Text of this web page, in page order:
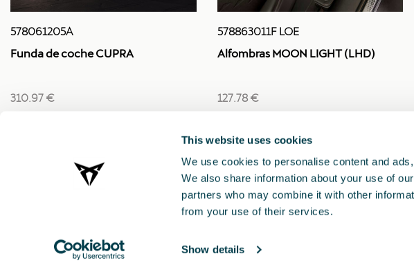
This website uses cookies
We use cookies to personalise content and
We also share information about your use of
partners who may combine it with other
from your use of their services.
Show details
578061205A
Funda de coche CUPRA
310.97 €
578863011F LOE
Alfombras MOON LIGHT (LHD)
127.78 €